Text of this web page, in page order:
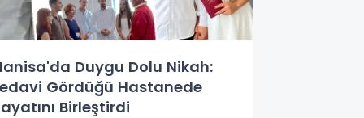
Duygu Dolu Nikah:
Gördüğü Hastanede
Birleştirdi